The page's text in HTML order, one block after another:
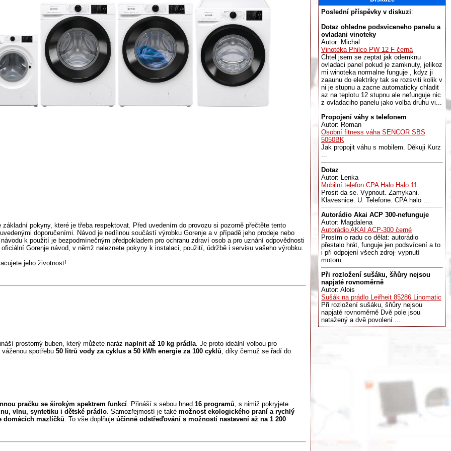
pokyny, které je třeba respektovat. Před uvedením do provozu si pozorně přečtěte tento
doporučeními. Návod je nedílnou součástí výrobku Gorenje a v případě jeho prodeje nebo
k použití je bezpodmínečným předpokladem pro ochranu zdraví osob a pro uznání odpovědnosti
Gorenje návod, v němž naleznete pokyny k instalaci, použití, údržbě i servisu vašeho výrobku.
jeho životnost!
prostorný buben, který můžete naráz naplnit až 10 kg prádla . Je proto ideální volbou pro
spotřebu 50 litrů vody za cyklus a 50 kWh energie za 100 cyklů , díky čemuž se řadí do
pračku se širokým spektrem funkcí. Přináší s sebou hned 16 programů, s nimiž pokryjete
vlnu, syntetiku i dětské prádlo. Samozřejmostí je také možnost ekologického praní a rychlý
domácích mazlíčků. To vše doplňuje účinné odstřeďování s možností nastavení až na 1 200
Poslední příspěvky v diskuzi:
Dotaz ohledne podsviceneho panelu a
ovladani vinoteky
Autor: Michal
Vinotéka Philco PW 12 F černá
Chtel jsem se zeptat jak odemknu
ovladaci panel pokud je zamknuty, jelikoz
mi winoteka normalne funguje , kdyz ji
zaaunu do elektriky tak se rozsviti kolik v
ni je stupnu a zacne automaticky chladit
az na teplotu 12 stupnu ale nefunguje nic
z ovladaciho panelu jako volba druhu vi...
Propojení váhy s telefonem
Autor: Roman
Osobní fitness váha SENCOR SBS
5050BK
Jak propojit váhu s mobilem. Děkuji Kurz
...
Dotaz
Autor: Lenka
Mobilní telefon CPA Halo Halo 11
Prosit da se. Vypnout. Zamykani.
Klavesnice. U. Telefone. CPA halo ...
Autorádio Akai ACP 300-nefunguje
Autor: Magdalena
Autorádio AKAI ACP-300 černé
Prosím o radu co dělat: autorádio
přestalo hrát, funguje jen podsvícení a to
i při odpojení všech zdroj- vypnutí
motoru....
Při rozložení sušáku, šňůry nejsou
napjaté rovnoměrně
Autor: Alois
Sušák na prádlo Leifheit 85286 Linomatic
Při rozložení sušáku, šňůry nejsou
napjaté rovnoměrně Dvě pole jsou
natažený a dvě povolení ...